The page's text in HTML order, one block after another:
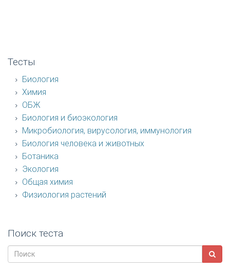
Тесты
Биология
Химия
ОБЖ
Биология и биоэкология
Микробиология, вирусология, иммунология
Биология человека и животных
Ботаника
Экология
Общая химия
Физиология растений
Поиск теста